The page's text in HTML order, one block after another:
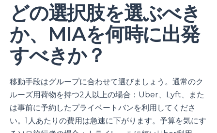
どの選択肢を選ぶべき
か、MIAを何時に出発
すべきか？
移動手段はグループに合わせて選びましょう。通常のク
ルーズ用荷物を持つ2人以上の場合：Uber、Lyft、また
は事前に予約したプライベートバンを利用してくださ
い。1人あたりの費用は急速に下がります。予算を気にす